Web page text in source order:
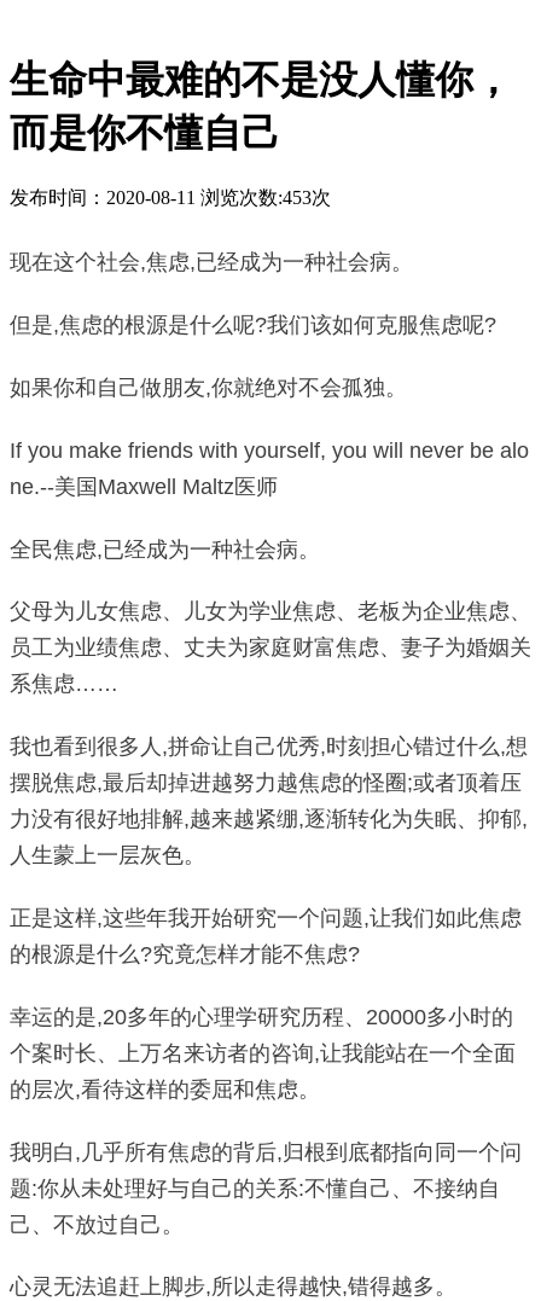
生命中最难的不是没人懂你，
而是你不懂自己
发布时间：2020-08-11 浏览次数:453次
现在这个社会,焦虑,已经成为一种社会病。
但是,焦虑的根源是什么呢?我们该如何克服焦虑呢?
如果你和自己做朋友,你就绝对不会孤独。
If you make friends with yourself, you will never be alo
ne.--美国Maxwell Maltz医师
全民焦虑,已经成为一种社会病。
父母为儿女焦虑、儿女为学业焦虑、老板为企业焦虑、
员工为业绩焦虑、丈夫为家庭财富焦虑、妻子为婚姻关
系焦虑……
我也看到很多人,拼命让自己优秀,时刻担心错过什么,想
摆脱焦虑,最后却掉进越努力越焦虑的怪圈;或者顶着压
力没有很好地排解,越来越紧绷,逐渐转化为失眠、抑郁,
人生蒙上一层灰色。
正是这样,这些年我开始研究一个问题,让我们如此焦虑
的根源是什么?究竟怎样才能不焦虑?
幸运的是,20多年的心理学研究历程、20000多小时的
个案时长、上万名来访者的咨询,让我能站在一个全面
的层次,看待这样的委屈和焦虑。
我明白,几乎所有焦虑的背后,归根到底都指向同一个问
题:你从未处理好与自己的关系:不懂自己、不接纳自
己、不放过自己。
心灵无法追赶上脚步,所以走得越快,错得越多。